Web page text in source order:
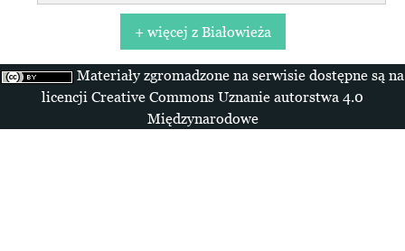
+ więcej z Białowieża
Materiały zgromadzone na serwisie dostępne są na
licencji Creative Commons Uznanie autorstwa 4.0
Międzynarodowe